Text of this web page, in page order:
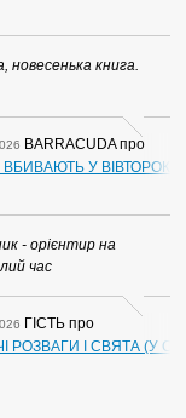
новесенька книга.
BARRACUDAпро
У ВІВТОРОК.
- орієнтир на
час
ГІСТЬ про
РОЗВАГИ І СВЯТА (У